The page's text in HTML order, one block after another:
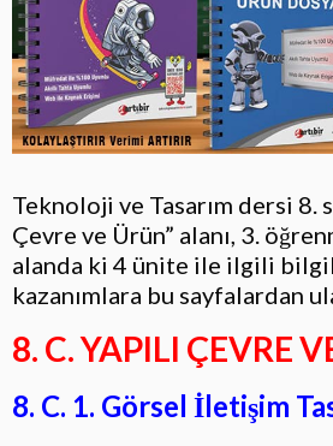
Teknoloji ve Tasarım dersi 8.
Çevre ve Ürün” alanı, 3.
alanda ki 4 ünite ile ilgili
kazanımlara bu sayfalardan
8. C. YAPILI ÇEVRE
8. C. 1. Görsel İletişim